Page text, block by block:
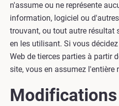
n'assume ou ne représente
information, logiciel ou
trouvant, ou tout autre résultat
en les utilisant. Si vous
Web de tierces parties à partir
site, vous en assumez l'entière
Modifications